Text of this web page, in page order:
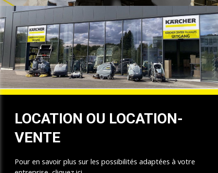
LOCATION OU LOCATION-
VENTE
Pour en savoir plus sur les possibilités adaptées à votre